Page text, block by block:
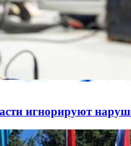
игнорируют